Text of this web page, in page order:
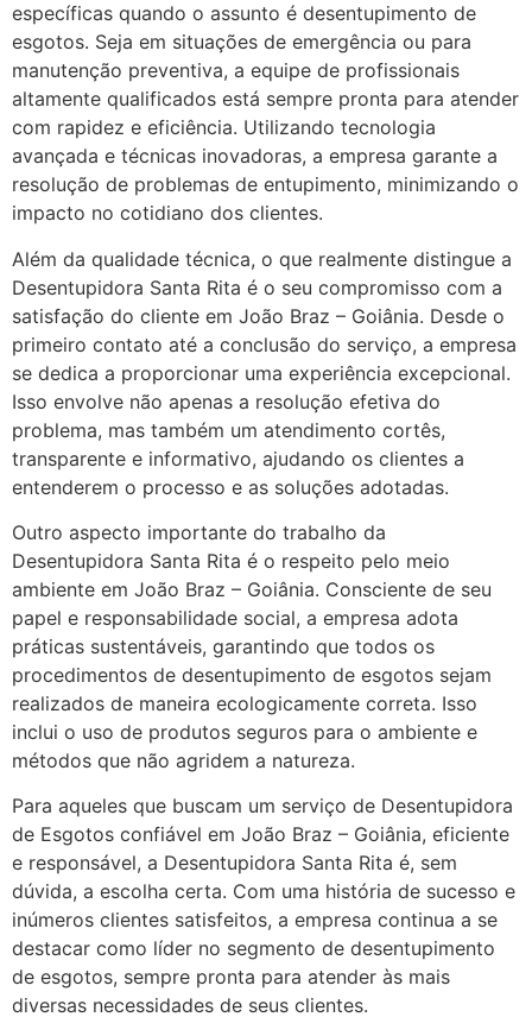
específicas quando o assunto é desentupimento de
esgotos. Seja em situações de emergência ou para
manutenção preventiva, a equipe de profissionais
altamente qualificados está sempre pronta para atender
com rapidez e eficiência. Utilizando tecnologia
avançada e técnicas inovadoras, a empresa garante a
resolução de problemas de entupimento, minimizando o
impacto no cotidiano dos clientes.
Além da qualidade técnica, o que realmente distingue a
Desentupidora Santa Rita é o seu compromisso com a
satisfação do cliente em João Braz – Goiânia. Desde o
primeiro contato até a conclusão do serviço, a empresa
se dedica a proporcionar uma experiência excepcional.
Isso envolve não apenas a resolução efetiva do
problema, mas também um atendimento cortês,
transparente e informativo, ajudando os clientes a
entenderem o processo e as soluções adotadas.
Outro aspecto importante do trabalho da
Desentupidora Santa Rita é o respeito pelo meio
ambiente em João Braz – Goiânia. Consciente de seu
papel e responsabilidade social, a empresa adota
práticas sustentáveis, garantindo que todos os
procedimentos de desentupimento de esgotos sejam
realizados de maneira ecologicamente correta. Isso
inclui o uso de produtos seguros para o ambiente e
métodos que não agridem a natureza.
Para aqueles que buscam um serviço de Desentupidora
de Esgotos confiável em João Braz – Goiânia, eficiente
e responsável, a Desentupidora Santa Rita é, sem
dúvida, a escolha certa. Com uma história de sucesso e
inúmeros clientes satisfeitos, a empresa continua a se
destacar como líder no segmento de desentupimento
de esgotos, sempre pronta para atender às mais
diversas necessidades de seus clientes.